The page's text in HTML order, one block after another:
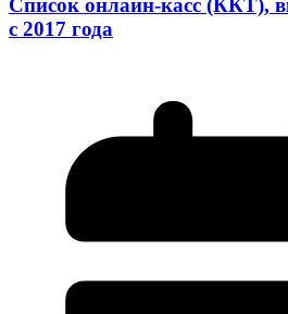
Список онлайн-касс (ККТ),
с 2017 года